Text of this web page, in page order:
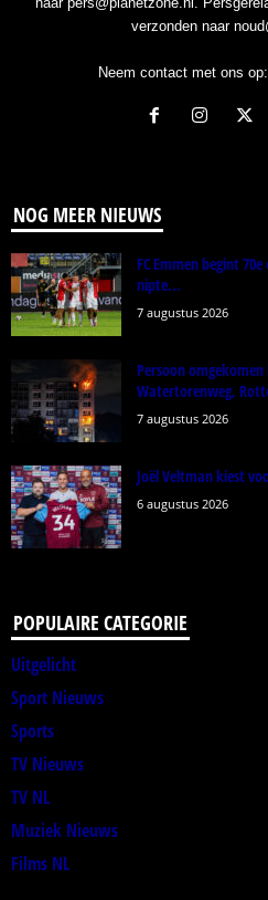
verzonden naar
Neem contact met ons op:
NOG MEER NIEUWS
FC Emmen begint
nipte...
7 augustus 2026
Persoon
Watertorenweg,
7 augustus 2026
Joël Veltman kiest
6 augustus 2026
POPULAIRE CATEGORIE
Uitgelicht
Sport Nieuws
Sports
TV Nieuws
TV NL
Muziek Nieuws
Films NL